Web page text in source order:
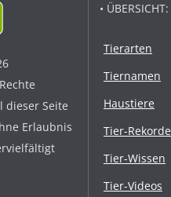
dieser Seite
Erlaubnis
• ÜBERSICHT:
Tierarten
Tiernamen
Haustiere
Tier-Rekorde
Tier-Wissen
Tier-Videos